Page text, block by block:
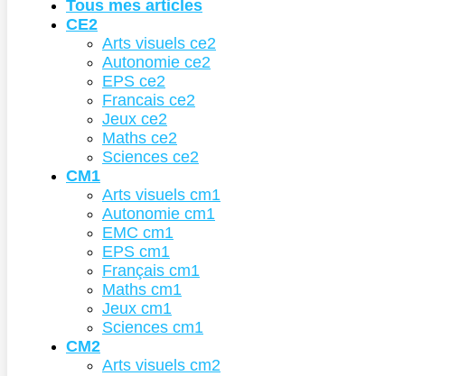
Tous mes articles
CE2
Arts visuels ce2
Autonomie ce2
EPS ce2
Francais ce2
Jeux ce2
Maths ce2
Sciences ce2
CM1
Arts visuels cm1
Autonomie cm1
EMC cm1
EPS cm1
Français cm1
Maths cm1
Jeux cm1
Sciences cm1
CM2
Arts visuels cm2